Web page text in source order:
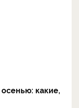
какие,